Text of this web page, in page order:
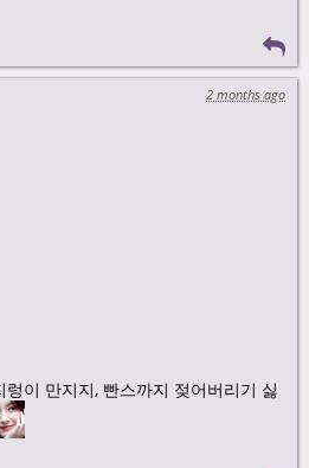
2 months ago
이 만지지, 빤스까지 젖어버리기 싫